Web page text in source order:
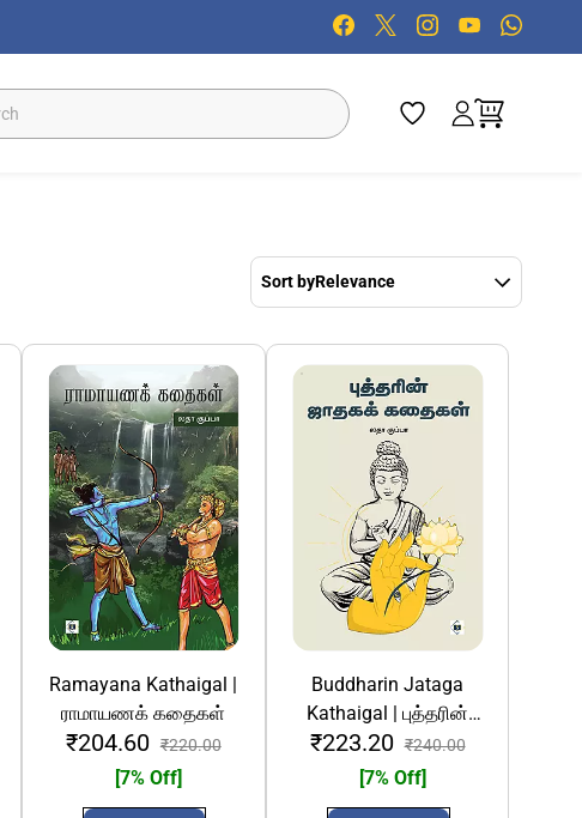
Sort byRelevance
Ramayana Kathaigal |
ராமாயணக் கதைகள்
₹204.60 ₹220.00
[7% Off]
Buddharin Jataga
Kathaigal | புத்தரின்
ஜாதகக் கதைகள்
₹223.20 ₹240.00
[7% Off]